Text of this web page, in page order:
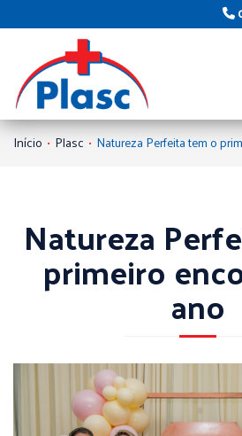
Início Plasc Natureza Perfeita tem o
Natureza
primeiro
ano